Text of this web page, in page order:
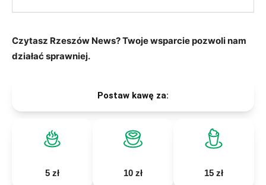
Czytasz Rzeszów News? Twoje wsparcie pozwoli nam
działać sprawniej.
Postaw kawę za:
5 zł 10 zł 15 zł